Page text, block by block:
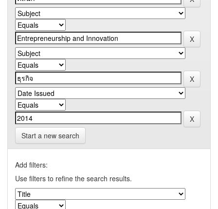
Start a new search
Add filters:
Use filters to refine the search results.